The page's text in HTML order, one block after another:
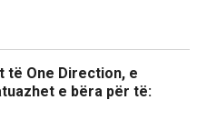
të One Direction, e
e bëra për të: